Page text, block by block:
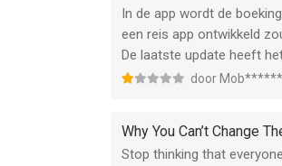
In de app wordt de
een reis app ontwikkeld
De laatste update heeft
door
Why You Can’t Change
Stop thinking that